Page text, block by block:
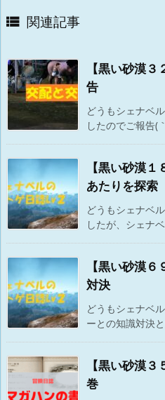
 関連記事
【黒い砂漠
告
どうもシェナベ
したのでご報告(
【黒い砂漠
あたりを探索
どうもシェナベ
したが、シェナ
【黒い砂漠
対決
どうもシェナベ
ーとの知識対決
【黒い砂漠
巻